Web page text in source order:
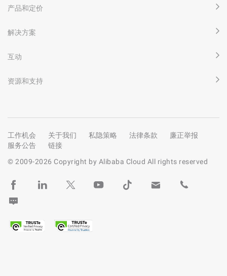
产品和定价
解决方案
互动
资源和支持
工作机会 关于我们 私隐策略 法律条款
廉正举报
服务公告
链接
© 2009-2026 Copyright by Alibaba Cloud All rights reserved